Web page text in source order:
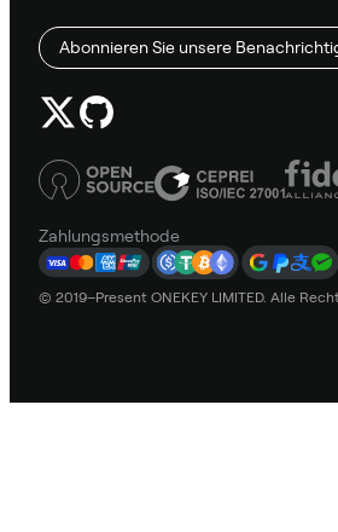
Abonnieren Sie unsere
Zahlungsmethode
© 2019–Present ONEKEY LIMITED. Alle